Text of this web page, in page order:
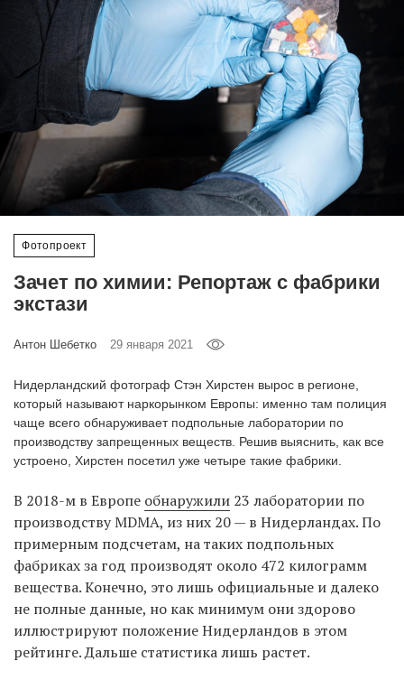
EN
UA
Фотопроект
Зачет по химии: Репортаж с фабрики
экстази
Антон Шебетко 29 января 2021
Нидерландский фотограф Стэн Хирстен вырос в регионе,
который называют наркорынком Европы: именно там полиция
чаще всего обнаруживает подпольные лаборатории по
производству запрещенных веществ. Решив выяснить, как все
устроено, Хирстен посетил уже четыре такие фабрики.
В 2018-м в Европе обнаружили 23 лаборатории по
производству MDMA, из них 20 — в Нидерландах. По
примерным подсчетам, на таких подпольных
фабриках за год производят около 472 килограмм
вещества. Конечно, это лишь официальные и далеко
не полные данные, но как минимум они здорово
иллюстрируют положение Нидерландов в этом
рейтинге. Дальше статистика лишь растет.